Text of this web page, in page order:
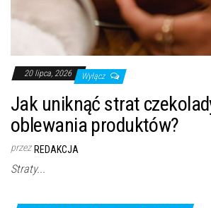
20 lipca, 2026 Wyłącz
Jak uniknąć strat
oblewania produktów?
przez REDAKCJA
Straty...